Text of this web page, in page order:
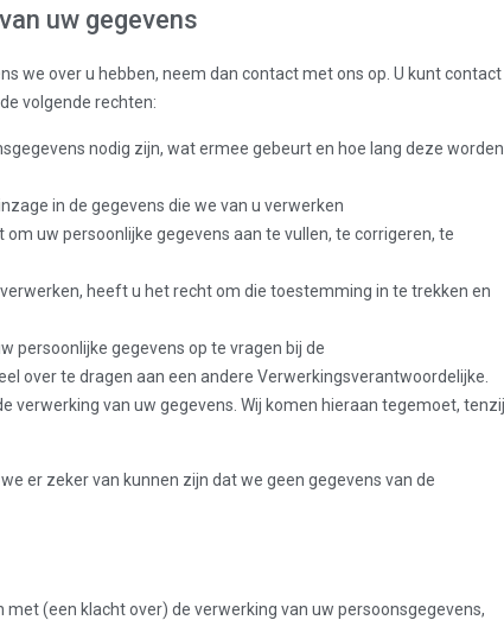
uw gegevens
we over u hebben, neem dan contact met ons op. U kunt contact
volgende rechten:
nodig zijn, wat ermee gebeurt en hoe lang deze worden
in de gegevens die we van u verwerken
uw persoonlijke gegevens aan te vullen, te corrigeren, te
heeft u het recht om die toestemming in te trekken en
persoonlijke gegevens op te vragen bij de
over te dragen aan een andere Verwerkingsverantwoordelijke.
verwerking van uw gegevens. Wij komen hieraan tegemoet, tenzij
er zeker van kunnen zijn dat we geen gegevens van de
(een klacht over) de verwerking van uw persoonsgegevens,